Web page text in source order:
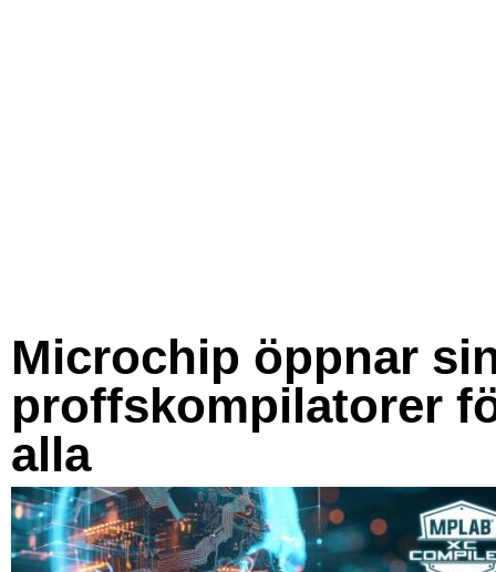
Microchip öppnar
proffskompilatorer
alla